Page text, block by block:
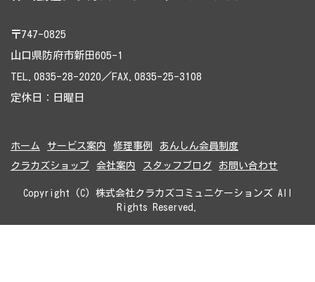
〒747-0825
山口県防府市新田605-1
TEL.0835-28-2020／FAX.0835-25-3108
定休日：日曜日
ホーム サービス案内 修理事例
あんしん会員制度
クラカズショップ
会社案内 スタッフブログ お問い合わせ
Copyright (C) 株式会社クラカズコミュニケーションズ All
Rights Reserved.